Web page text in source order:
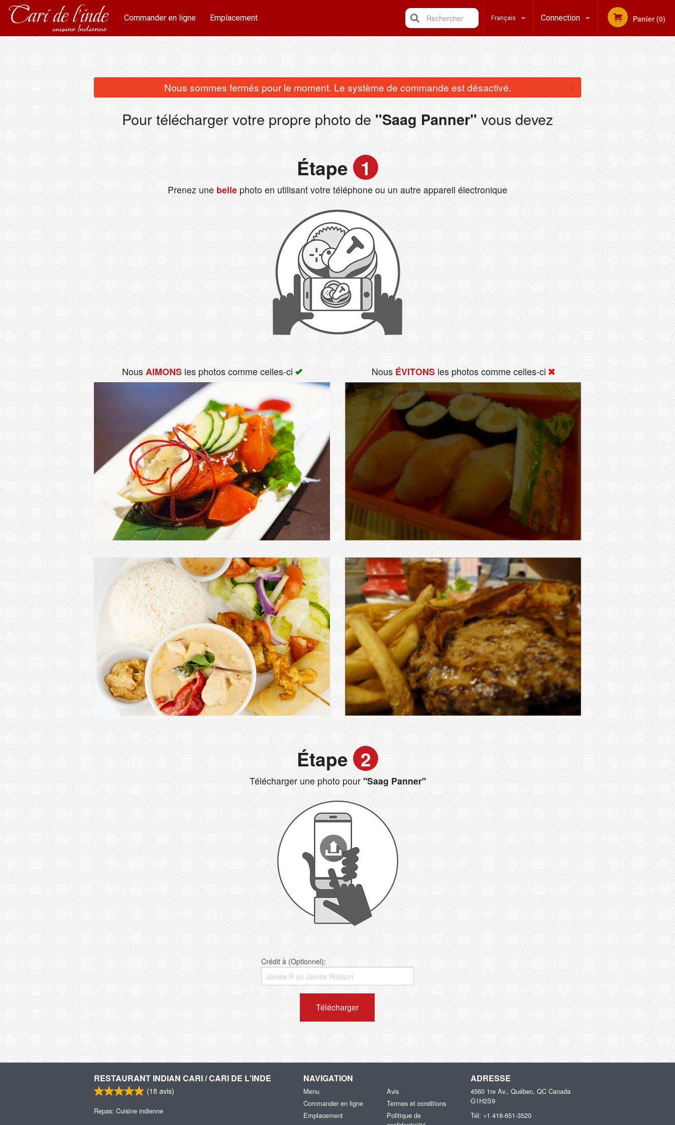
Commander en ligne Emplacement Français
English
Connection Panier (0)
Rechercher
Nous sommes fermés pour le moment. Le système de commande est désactivé. ×
Pour télécharger votre propre photo de "Saag Panner" vous devez
Étape 1
Prenez une belle photo en utilisant votre téléphone ou un autre appareil électronique
NousAIMONSles photos comme celles-ci Nous ÉVITONSles photos comme celles-ci
Étape 2
Télécharger une photo pour"Saag Panner"
Crédit à (Optionnel):
Télécharger
RESTAURANT INDIAN CARI / CARI DE L'INDE
(18avis)
Repas: Cuisine indienne
NAVIGATION
Menu
Commander en ligne
Emplacement
Avis
Termes et conditions
Politique de
ADRESSE
4560 1re Av., Québec, QC Canada
G1H2S9
Tél: +1 418-651-3520